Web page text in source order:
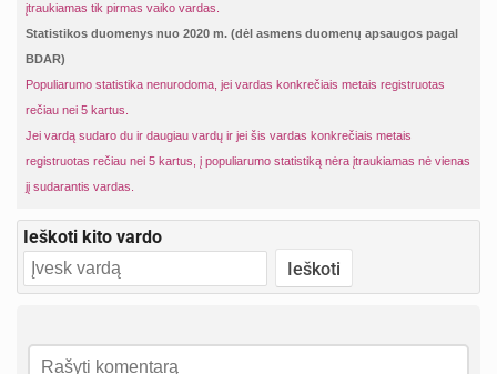
įtraukiamas tik pirmas vaiko vardas.
Statistikos duomenys nuo 2020 m. (dėl asmens duomenų apsaugos pagal
BDAR)
Populiarumo statistika nenurodoma, jei vardas konkrečiais metais registruotas
rečiau nei 5 kartus.
Jei vardą sudaro du ir daugiau vardų ir jei šis vardas konkrečiais metais
registruotas rečiau nei 5 kartus, į populiarumo statistiką nėra įtraukiamas nė vienas
jį sudarantis vardas.
Ieškoti kito vardo